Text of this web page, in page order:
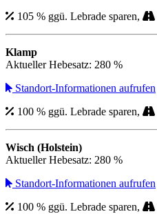
105 % ggü. Lebrade sparen,
Klamp
Aktueller Hebesatz: 280 %
Standort-Informationen aufrufen
100 % ggü. Lebrade sparen,
Wisch (Holstein)
Aktueller Hebesatz: 280 %
Standort-Informationen aufrufen
100 % ggü. Lebrade sparen,